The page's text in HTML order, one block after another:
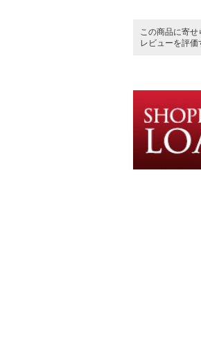
この商品に寄せ
レビューを評価